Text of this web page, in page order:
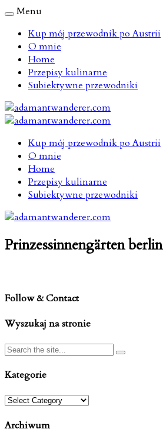
Menu
Kup mój przewodnik po Austrii
O mnie
Home
Przepisy kulinarne
Subiektywne przewodniki
Kup mój przewodnik po Austrii
O mnie
Home
Przepisy kulinarne
Subiektywne przewodniki
Prinzessinnengärten berlin
Follow & Contact
Wyszukaj na stronie
Kategorie
Kategorie
Archiwum